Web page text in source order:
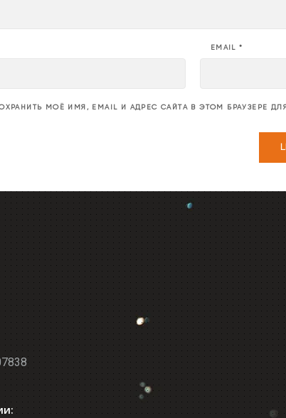
EMAIL*
МОЁ ИМЯ, EMAIL И АДРЕС САЙТА В ЭТОМ БРАУЗЕРЕ